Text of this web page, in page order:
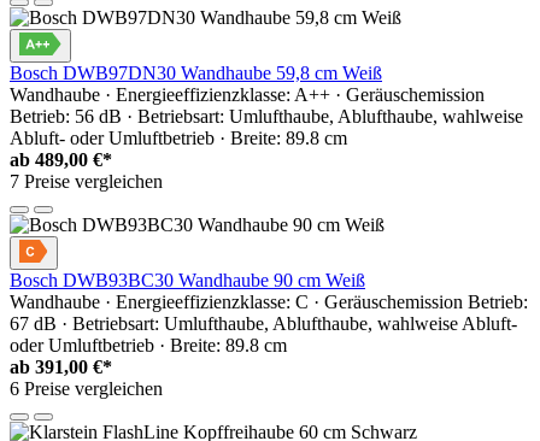
Bosch DWB97DN30 Wandhaube 59,8 cm Weiß
Wandhaube · Energieeffizienzklasse: A++ · Geräuschemission
Betrieb: 56 dB · Betriebsart: Umlufthaube, Ablufthaube, wahlweise
Abluft- oder Umluftbetrieb · Breite: 89.8 cm
ab 489,00 €*
7 Preise vergleichen
Bosch DWB93BC30 Wandhaube 90 cm Weiß
Wandhaube · Energieeffizienzklasse: C · Geräuschemission Betrieb:
67 dB · Betriebsart: Umlufthaube, Ablufthaube, wahlweise Abluft-
oder Umluftbetrieb · Breite: 89.8 cm
ab 391,00 €*
6 Preise vergleichen